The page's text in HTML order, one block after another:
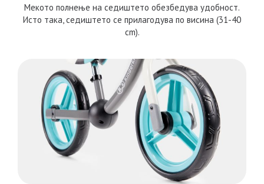
Мекото полнење на седиштето обезбедува удобност.
Исто така, седиштето се прилагодува по висина (31-40
cm).